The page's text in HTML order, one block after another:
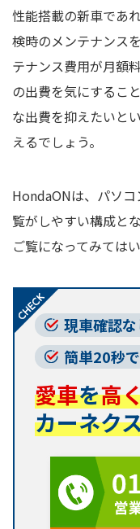
性能搭載の新車であ
検時のメンテナンス
テナンス費用が月額
の出費を気にするこ
な出費を抑えたいと
えるでしょう。
HondaONは、パソ
覧がしやすい構成と
ご覧になってみては
現車確認な
簡単20秒
愛車を高
カーネク